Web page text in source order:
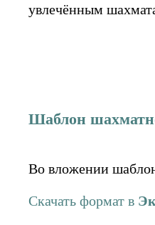
увлечённым
Шаблон
Во вложении
Скачать формат в